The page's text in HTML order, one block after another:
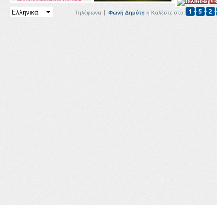
Τηλέφωνα Φωνή Δημότη ή Καλέστε στο